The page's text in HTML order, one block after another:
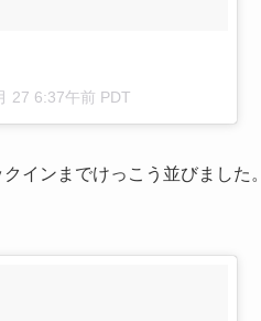
27 6:37午前 PDT
インまでけっこう並びました。